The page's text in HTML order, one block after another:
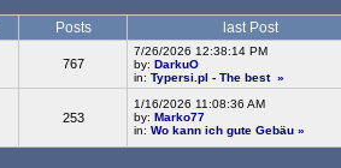
Posts last Post
767
7/26/2026 12:38:14 PM
by: DarkuO
in: Typersi.pl - The best »
253
1/16/2026 11:08:36 AM
by: Marko77
in: Wo kann ich gute Gebäu »